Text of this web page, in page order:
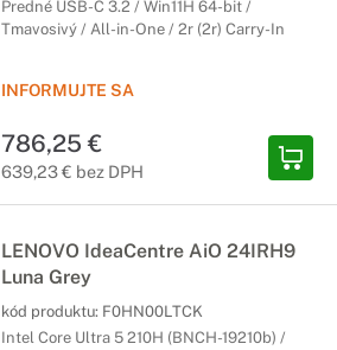
Predné USB-C 3.2 / Win11H 64-bit /
Tmavosivý / All-in-One / 2r (2r) Carry-In
INFORMUJTE SA
786,25 €
639,23 € bez DPH
LENOVO IdeaCentre AiO 24IRH9
Luna Grey
kód produktu: F0HN00LTCK
Intel Core Ultra 5 210H (BNCH-19210b) /